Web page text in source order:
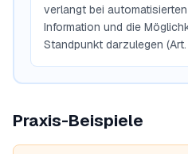
verlangt bei
Information und die
Standpunkt darzulegen (Art.
Praxis-Beispiele